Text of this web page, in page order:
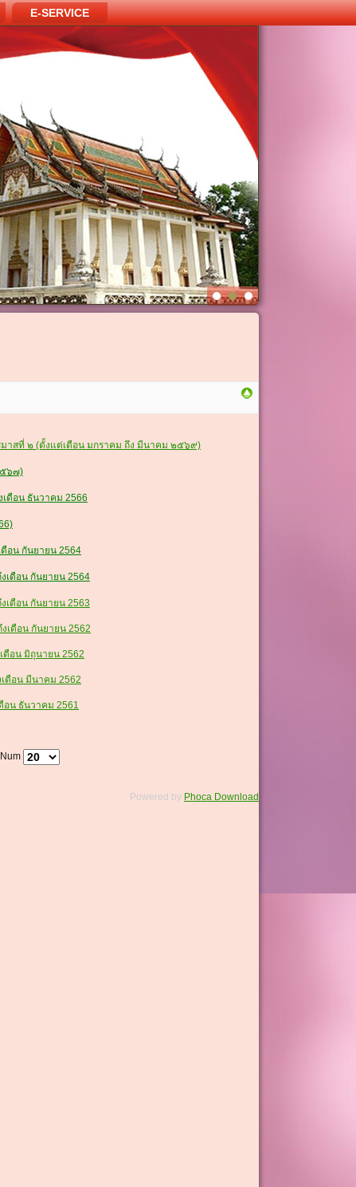
E-SERVICE
มาสที่ ๒ (ตั้งแต่เดือน มกราคม ถึง มีนาคม ๒๕๖๙)
๕๖๗)
ดือน ธันวาคม 2566
อน กันยายน 2564
เดือน กันยายน 2564
เดือน กันยายน 2563
เดือน กันยายน 2562
ดือน มิถุนายน 2562
ดือน มีนาคม 2562
อน ธันวาคม 2561
Powered by Phoca Download